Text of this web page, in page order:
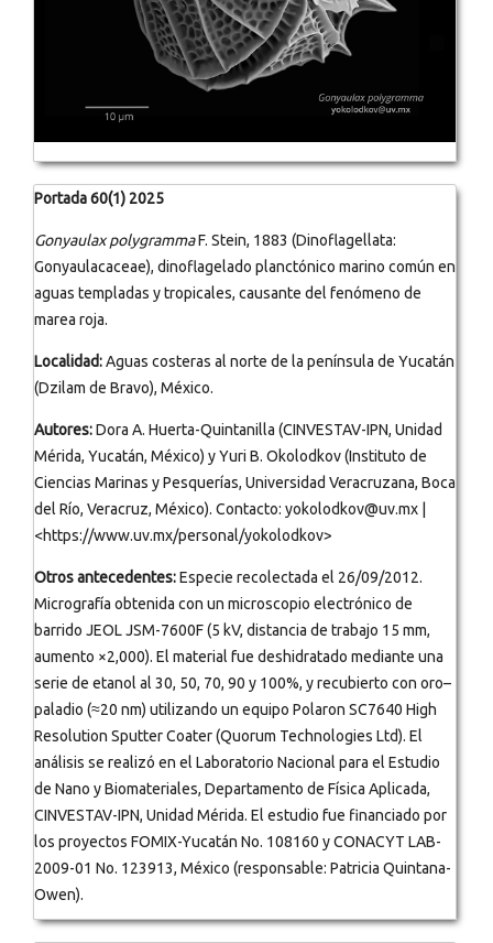
Portada 60(1) 2025
Gonyaulax polygrammaF. Stein, 1883 (Dinoflagellata:
Gonyaulacaceae), dinoflagelado planctónico marino común en
aguas templadas y tropicales, causante del fenómeno de
marea roja.
Localidad:Aguas costeras al norte de la península de Yucatán
(Dzilam de Bravo), México.
Autores:Dora A. Huerta-Quintanilla (CINVESTAV-IPN, Unidad
Mérida, Yucatán, México) y Yuri B. Okolodkov (Instituto de
Ciencias Marinas y Pesquerías, Universidad Veracruzana, Boca
del Río, Veracruz, México). Contacto: yokolodkov@uv.mx |
<https://www.uv.mx/personal/yokolodkov>
Otros antecedentes:Especie recolectada el 26/09/2012.
Micrografía obtenida con un microscopio electrónico de
barrido JEOL JSM-7600F (5 kV, distancia de trabajo 15 mm,
aumento ×2,000). El material fue deshidratado mediante una
serie de etanol al 30, 50, 70, 90 y 100%, y recubierto con oro–
paladio (≈20 nm) utilizando un equipo Polaron SC7640 High
Resolution Sputter Coater (Quorum Technologies Ltd). El
análisis se realizó en el Laboratorio Nacional para el Estudio
de Nano y Biomateriales, Departamento de Física Aplicada,
CINVESTAV-IPN, Unidad Mérida. El estudio fue financiado por
los proyectos FOMIX-Yucatán No. 108160 y CONACYT LAB-
2009-01 No. 123913, México (responsable: Patricia Quintana-
Owen).